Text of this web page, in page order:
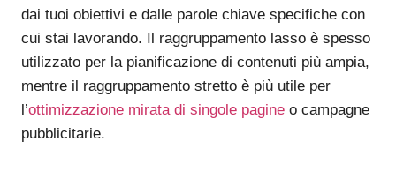
dai tuoi obiettivi e dalle parole chiave specifiche con
cui stai lavorando. Il raggruppamento lasso è spesso
utilizzato per la pianificazione di contenuti più ampia,
mentre il raggruppamento stretto è più utile per
l’ottimizzazione mirata di singole pagine o campagne
pubblicitarie.